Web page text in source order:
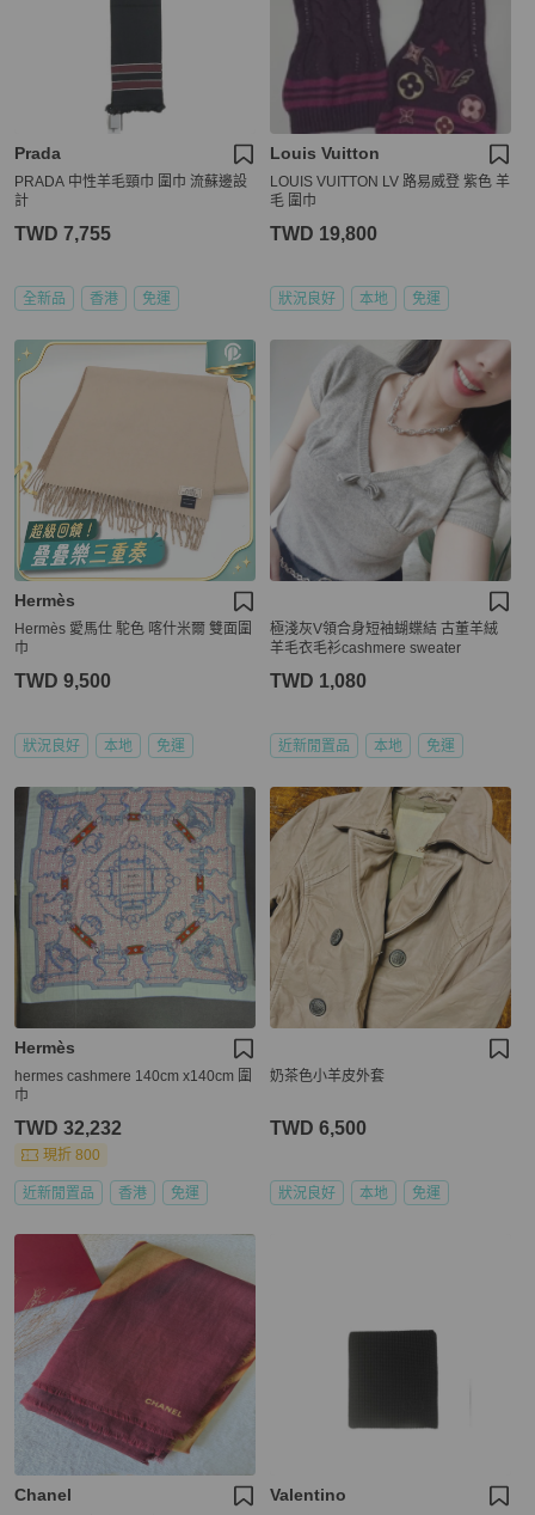
Prada
PRADA 中性羊毛頸巾 圍巾 流蘇邊設
計
TWD 7,755
全新品 香港 免運
Louis Vuitton
LOUIS VUITTON LV 路易威登 紫色 羊
毛 圍巾
TWD 19,800
狀況良好 本地 免運
Hermès
Hermès 愛馬仕 駝色 喀什米爾 雙面圍
巾
TWD 9,500
狀況良好 本地 免運
極淺灰V領合身短袖蝴蝶結 古董羊絨
羊毛衣毛衫cashmere sweater
TWD 1,080
近新閒置品 本地 免運
Hermès
hermes cashmere 140cm x140cm 圍
巾
TWD 32,232
現折 800
近新閒置品 香港 免運
奶茶色小羊皮外套
TWD 6,500
狀況良好 本地 免運
Chanel Valentino